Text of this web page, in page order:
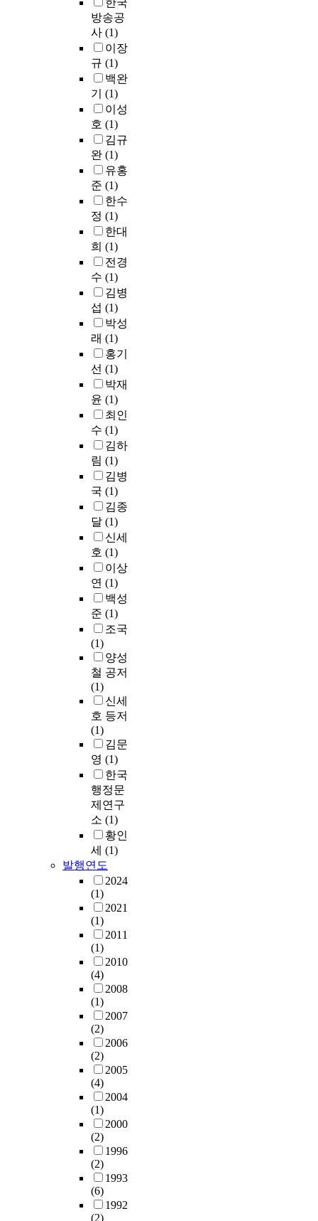
한국
방송공
사 (1)
이장
규 (1)
백완
기 (1)
이성
호 (1)
김규
완 (1)
유홍
준 (1)
한수
정 (1)
한대
희 (1)
전경
수 (1)
김병
섭 (1)
박성
래 (1)
홍기
선 (1)
박재
윤 (1)
최인
수 (1)
김하
림 (1)
김병
국 (1)
김종
달 (1)
신세
호 (1)
이상
연 (1)
백성
준 (1)
조국
(1)
양성
철 공저
(1)
신세
호 등저
(1)
김문
영 (1)
한국
행정문
제연구
소 (1)
황인
세 (1)
발행연도
2024
(1)
2021
(1)
2011
(1)
2010
(4)
2008
(1)
2007
(2)
2006
(2)
2005
(4)
2004
(1)
2000
(2)
1996
(2)
1993
(6)
1992
(2)